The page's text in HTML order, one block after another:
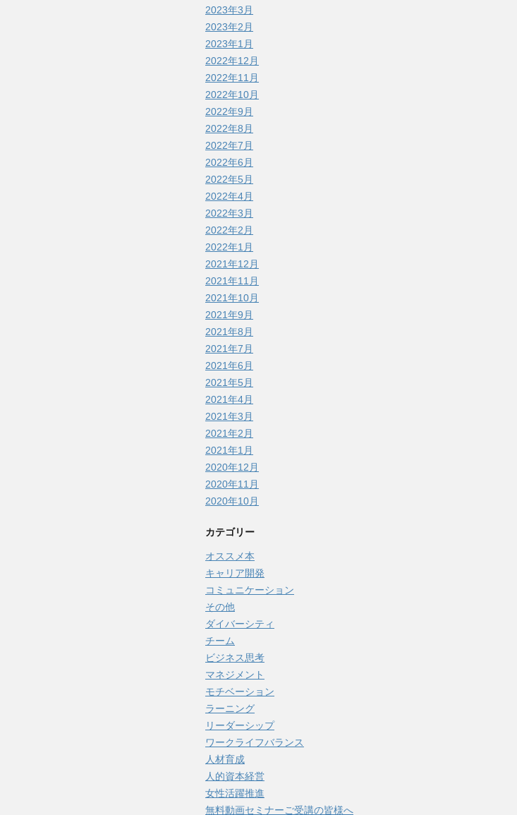
2023年3月
2023年2月
2023年1月
2022年12月
2022年11月
2022年10月
2022年9月
2022年8月
2022年7月
2022年6月
2022年5月
2022年4月
2022年3月
2022年2月
2022年1月
2021年12月
2021年11月
2021年10月
2021年9月
2021年8月
2021年7月
2021年6月
2021年5月
2021年4月
2021年3月
2021年2月
2021年1月
2020年12月
2020年11月
2020年10月
カテゴリー
オススメ本
キャリア開発
コミュニケーション
その他
ダイバーシティ
チーム
ビジネス思考
マネジメント
モチベーション
ラーニング
リーダーシップ
ワークライフバランス
人材育成
人的資本経営
女性活躍推進
無料動画セミナーご受講の皆様へ